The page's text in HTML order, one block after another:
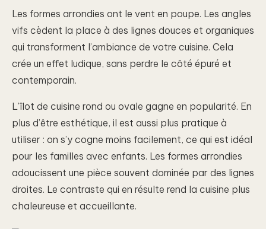
Les formes arrondies ont le vent en poupe. Les angles
vifs cèdent la place à des lignes douces et organiques
qui transforment l’ambiance de votre cuisine. Cela
crée un effet ludique, sans perdre le côté épuré et
contemporain.
L’îlot de cuisine rond ou ovale gagne en popularité. En
plus d’être esthétique, il est aussi plus pratique à
utiliser : on s’y cogne moins facilement, ce qui est idéal
pour les familles avec enfants. Les formes arrondies
adoucissent une pièce souvent dominée par des lignes
droites. Le contraste qui en résulte rend la cuisine plus
chaleureuse et accueillante.